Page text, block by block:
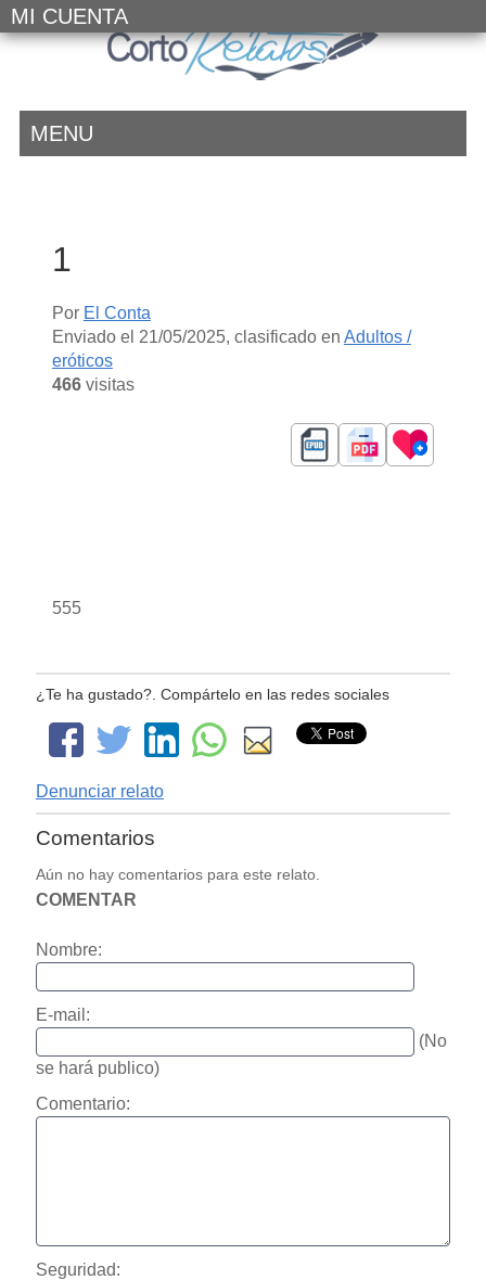
MI CUENTA
MENU
1
Por El Conta
Enviado el 21/05/2025, clasificado en Adultos /
eróticos
466visitas
555
¿Te ha gustado?. Compártelo en las redes sociales
Denunciar relato
Comentarios
Aún no hay comentarios para este relato.
COMENTAR
Nombre:
E-mail:
(No
se hará publico)
Comentario:
Seguridad: